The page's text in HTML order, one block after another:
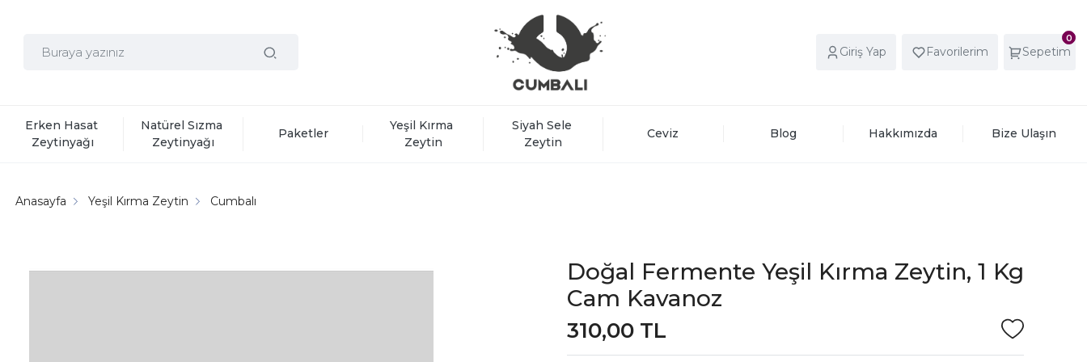
Giriş Yap Favorilerim
0
Sepetim
Erken Hasat
Zeytinyağı
Natürel Sızma
Zeytinyağı
Paketler
Yeşil Kırma
Zeytin
Siyah Sele
Zeytin
Ceviz Blog Hakkımızda Bize Ulaşın
Anasayfa Yeşil Kırma Zeytin Cumbalı
Doğal Fermente Yeşil Kırma Zeytin, 1 Kg
Cam Kavanoz
310,00 TL